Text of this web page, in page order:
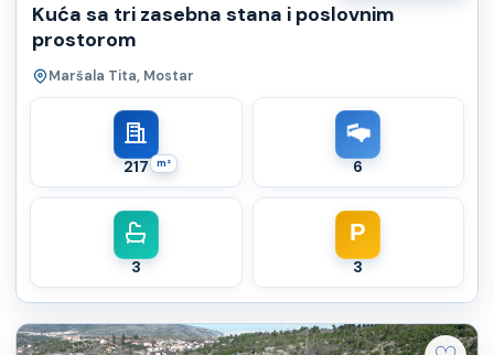
Kuća sa tri zasebna stana i poslovnim
prostorom
Maršala Tita, Mostar
m²
217 6
3
P
3